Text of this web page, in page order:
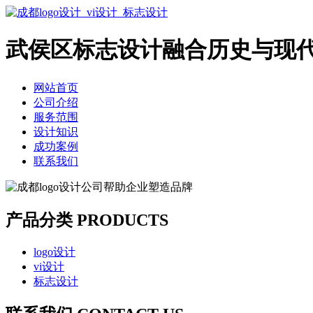
武侯区标志设计融合历史与现
网站首页
公司介绍
服务范围
设计知识
成功案例
联系我们
产品分类 PRODUCTS
logo设计
vi设计
标志设计